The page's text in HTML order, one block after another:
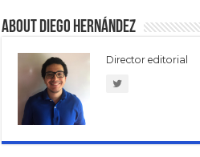
About Diego Hernández
Director editorial